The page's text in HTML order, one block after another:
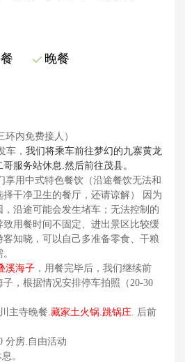
晚餐
环内免费接人）
车， 我们将乘车前往梦幻的九寨黄龙
服务站休息.然后前往茂县。
享用中式特色餐饮（沿途餐饮无法和
择干净卫生的餐厅，还请谅解） 因为
沿途可能会发生堵车；无法控制的
用餐时间不固定、进出景区比较缓
知晓，可以自己多准备零食、干粮
溪海子 ，用餐完毕后，我们继续前
，根据情况安排停车拍照（20-30
主寺晚餐 .藏家土火锅.跳锅庄. 后前
分房.自由活动
。